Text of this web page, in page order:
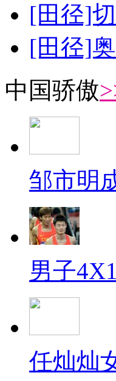
[田径]
[田径]
中国骄傲
邹市明
男子
任灿灿